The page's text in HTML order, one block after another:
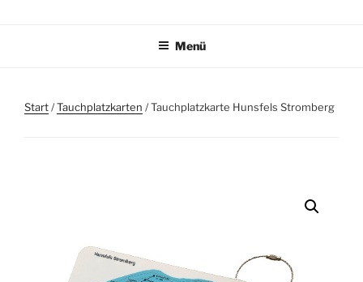
Menü
Start/Tauchplatzkarten / Tauchplatzkarte Hunsfels Stromberg